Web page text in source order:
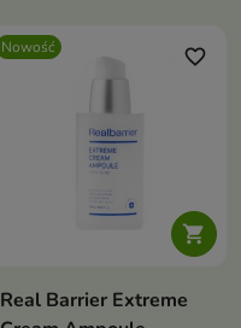
pantenolem, ceramidem NP,
wspiera barierę hydrolipidową
Nowość

favorite_border
Real Barrier Extreme